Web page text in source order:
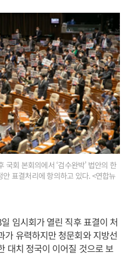
회 본회의에서 ‘검수완박’ 법안의 한
표결처리에 항의하고 있다. <연합뉴
임시회가 열린 직후 표결이 처
가 유력하지만 청문회와 지방선
대치 정국이 이어질 것으로 보